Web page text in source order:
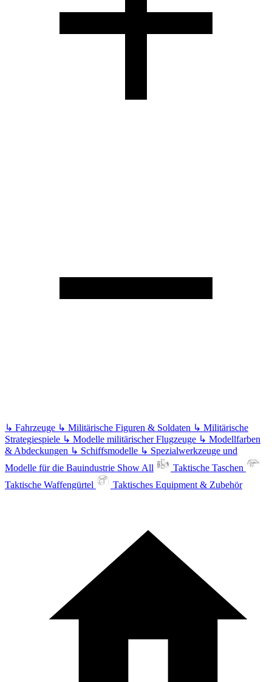
↳ Fahrzeuge ↳ Militärische Figuren & Soldaten ↳ Militärische
Strategiespiele ↳ Modelle militärischer Flugzeuge ↳ Modellfarben
& Abdeckungen ↳ Schiffsmodelle ↳ Spezialwerkzeuge und
Modelle für die Bauindustrie Show All
Taktische Taschen
Taktische Waffengürtel
Taktisches Equipment & Zubehör